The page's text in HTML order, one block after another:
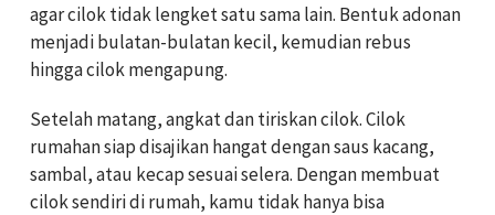
agar cilok tidak lengket satu sama lain. Bentuk adonan
menjadi bulatan-bulatan kecil, kemudian rebus
hingga cilok mengapung.
Setelah matang, angkat dan tiriskan cilok. Cilok
rumahan siap disajikan hangat dengan saus kacang,
sambal, atau kecap sesuai selera. Dengan membuat
cilok sendiri di rumah, kamu tidak hanya bisa